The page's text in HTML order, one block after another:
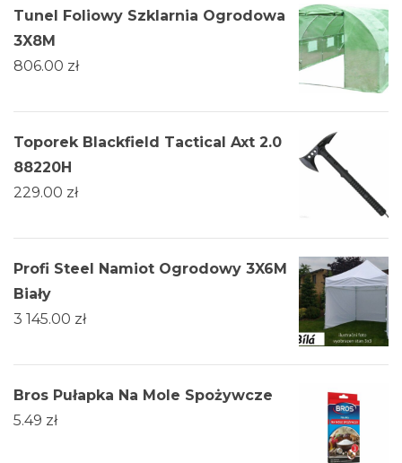
Tunel Foliowy Szklarnia Ogrodowa
3X8M
806.00 zł
Toporek Blackfield Tactical Axt 2.0
88220H
229.00 zł
Profi Steel Namiot Ogrodowy 3X6M
Biały
3 145.00 zł
Bros Pułapka Na Mole Spożywcze
5.49 zł